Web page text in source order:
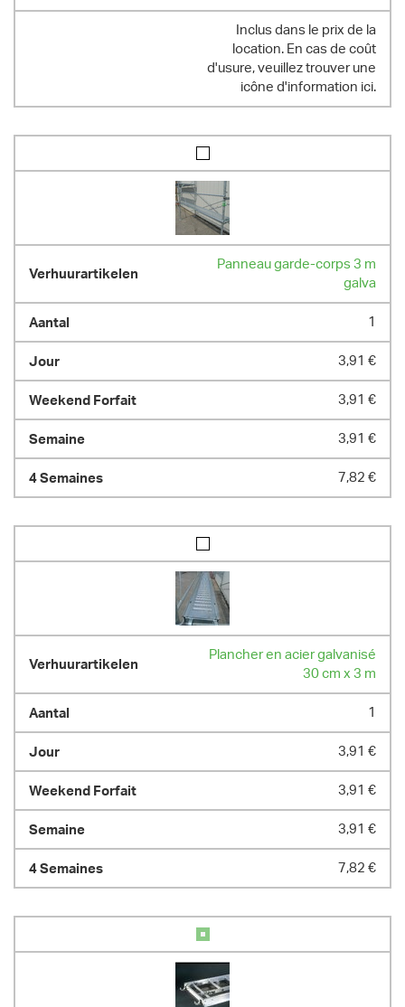
Inclus dans le prix de la
location. En cas de coût
d'usure, veuillez trouver une
icône d'information ici.
Panneau garde-corps 3 m
galva
1
3,91 €
3,91 €
3,91 €
7,82 €
Plancher en acier galvanisé
30 cm x 3 m
1
3,91 €
3,91 €
3,91 €
7,82 €